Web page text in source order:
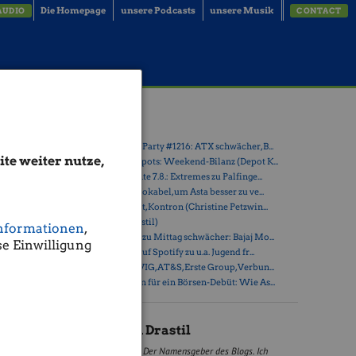
weiter nutze,
,
Einwilligung
Die Homepage unsere Podcasts unsere Musik CONTACT
auf
mit
» Wiener Börse Party #1216: ATX schwächer, B...
» Österreich-Depots: Weekend-Bilanz (Depot K...
» Börsegeschichte 7.8.: Extremes zu Palfinge...
» Nachlese: 10 Vokabel, um Asta besser zu ve...
» PIR-News: Post, Kontron (Christine Petzwin...
» (Christian Drastil)
» Wiener Börse zu Mittag schwächer: Bajaj Mo...
» Börse-Inputs auf Spotify zu u.a. Jugend fr...
» ATX-Trends: VIG, AT&S, Erste Group, Verbun...
» Zehn Vokabeln für ein Börsen-Debüt: Wie As...
Christian Drastil
Der Namensgeber des Blogs. Ich